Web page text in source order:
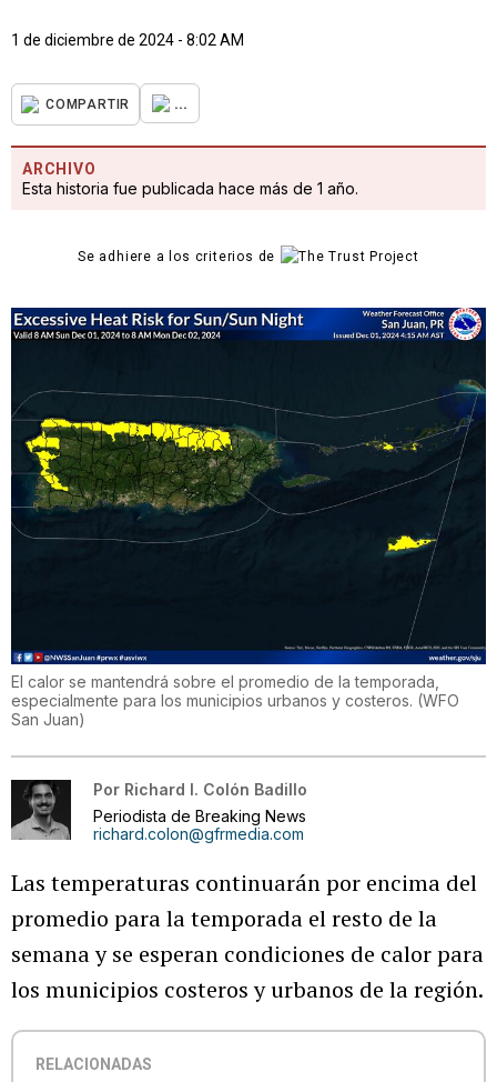
1 de diciembre de 2024 - 8:02 AM
COMPARTIR ...
ARCHIVO
Esta historia fue publicada hace más de 1 año.
Se adhiere a los criterios de
El calor se mantendrá sobre el promedio de la temporada,
especialmente para los municipios urbanos y costeros. (WFO
San Juan)
Por Richard I. Colón Badillo
Periodista de Breaking News
richard.colon@gfrmedia.com
Las temperaturas continuarán por encima del
promedio para la temporada el resto de la
semana y se esperan condiciones de calor para
los municipios costeros y urbanos de la región.
RELACIONADAS